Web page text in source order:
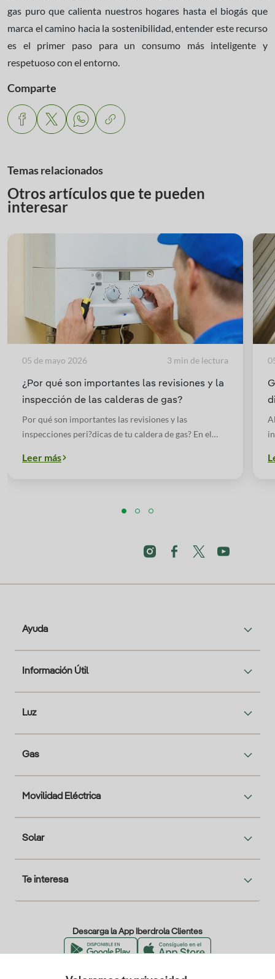
gas puro que calienta nuestros hogares hasta el biogás que
marca el camino hacia la sostenibilidad, entender este recurso
es el primer paso para un consumo más inteligente y
respetuoso con el entorno.
Comparte
Temas relacionados
Otros artículos que te pueden
interesar
¿Por qué son importantes las revisiones y la
inspección de las calderas de gas?
Por qué son importantes las revisiones y las
inspecciones peri?dicas de tu caldera de gas? En el
05 de mayo 2026 3 min de lectura
Leer más
Ayuda
Información Útil
Luz
Gas
Movilidad Eléctrica
Solar
Te interesa
Descarga la App Iberdrola Clientes